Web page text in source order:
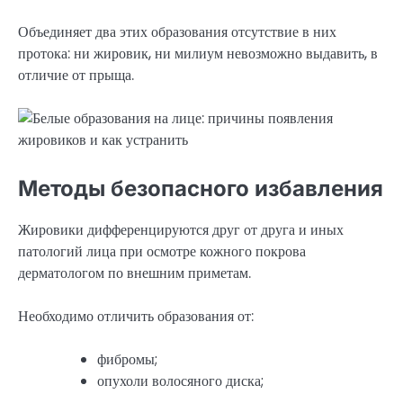
Объединяет два этих образования отсутствие в них
протока: ни жировик, ни милиум невозможно выдавить, в
отличие от прыща.
Методы безопасного избавления
Жировики дифференцируются друг от друга и иных
патологий лица при осмотре кожного покрова
дерматологом по внешним приметам.
Необходимо отличить образования от:
фибромы;
опухоли волосяного диска;